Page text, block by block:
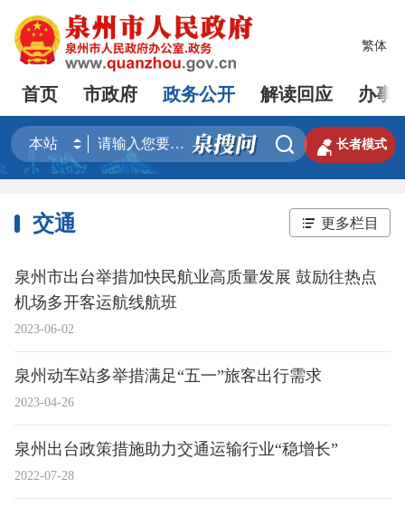
繁体
首页 市政府 政务公开 解读回应 办事
  长者模式
交通 更多栏目
2023-06-02
泉州市出台举措加快民航业高质量发展 鼓励往热点
机场多开客运航线航班
2023-04-26
泉州动车站多举措满足“五一”旅客出行需求
2022-07-28
泉州出台政策措施助力交通运输行业“稳增长”